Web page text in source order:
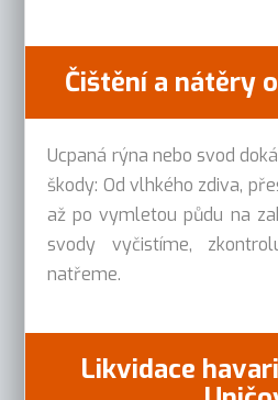
Čištění a nátěry
Ucpaná rýna nebo svod
škody: Od vlhkého zdiva,
až po vymletou půdu na
svody vyčistíme,
natřeme.
Likvidace